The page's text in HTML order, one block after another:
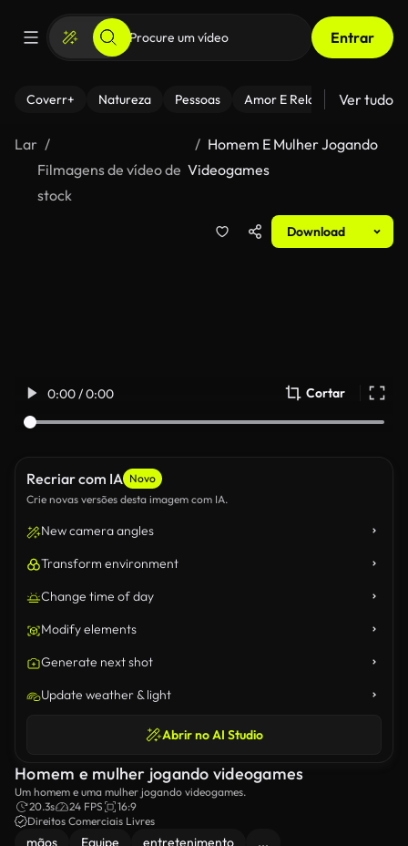
Entrar
Coverr+ Natureza Pessoas Amor E Relacionamentos
Ver tudo
Lar
Filmagens de vídeo de
stock
Homem E Mulher Jogando
Videogames
Download
0:00 / 0:00 Cortar
Recriar com IA Novo
Crie novas versões desta imagem com IA.
New camera angles
Transform environment
Change time of day
Modify elements
Generate next shot
Update weather & light
Abrir no AI Studio
Homem e mulher jogando videogames
Um homem e uma mulher jogando videogames.
20.3s
24 FPS
16:9
Direitos Comerciais Livres
mãos Equipe entretenimento ...